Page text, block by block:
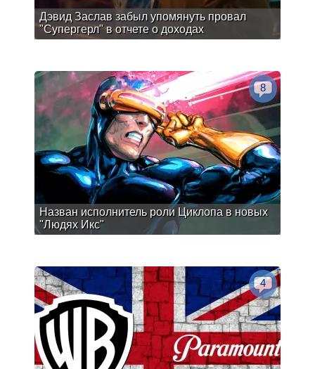
Дэвид Заслав забыл упомянуть провал
"Супергерл" в отчете о доходах
Назван исполнитель роли Циклопа в новых
"Людях Икс"
8
4